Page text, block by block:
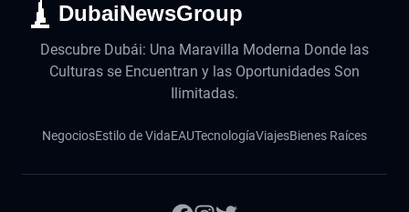
DubaiNewsGroup
Descubre Dubái: Una Maravilla Moderna Donde las
Culturas se Encuentran y las Oportunidades Son
Ilimitadas.
NegociosEstilo de VidaEAUTecnologíaViajesBienes Raíces